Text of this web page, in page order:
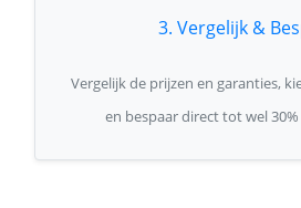
3. Vergelijk &
Vergelijk de prijzen en garanties,
en bespaar direct tot wel